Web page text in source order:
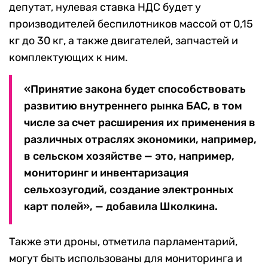
депутат, нулевая ставка НДС будет у
производителей беспилотников массой от 0,15
кг до 30 кг, а также двигателей, запчастей и
комплектующих к ним.
«Принятие закона будет способствовать
развитию внутреннего рынка БАС, в том
числе за счет расширения их применения в
различных отраслях экономики, например,
в сельском хозяйстве — это, например,
мониторинг и инвентаризация
сельхозугодий, создание электронных
карт полей», — добавила Школкина.
Также эти дроны, отметила парламентарий,
могут быть использованы для мониторинга и